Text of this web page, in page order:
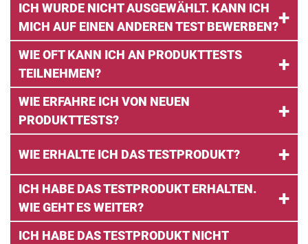
ICH WURDE NICHT AUSGEWÄHLT. KANN ICH
MICH AUF EINEN ANDEREN TEST BEWERBEN?
WIE OFT KANN ICH AN PRODUKTTESTS
TEILNEHMEN?
WIE ERFAHRE ICH VON NEUEN
PRODUKTTESTS?
WIE ERHALTE ICH DAS TESTPRODUKT?
ICH HABE DAS TESTPRODUKT ERHALTEN.
WIE GEHT ES WEITER?
ICH HABE DAS TESTPRODUKT NICHT